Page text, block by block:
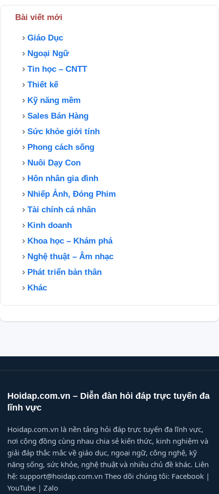
Bài viết mới
Giáo Dục
Ngoại Ngữ
Tin học – CNTT
Thiết kế
Kỹ năng mềm
Sales Bán Hàng
Sức khỏe giới tính
Phong cách sống
Nuôi Dạy Con
Hôn nhân gia đình
Nhiếp Ảnh, Đóng Phim
Tài chính cá nhân
Kinh doanh
Khoa học – Khám phá
Nghệ thuật – Âm nhạc
Phát triển bản thân
Khác
Hoidap.com.vn – Diễn đàn hỏi đáp trực tuyến đa
lĩnh vực
Hoidap.com.vn là nền tảng hỏi đáp trực tuyến đa lĩnh vực,
nơi cộng đồng cùng nhau chia sẻ kiến thức, kinh nghiệm và
giải đáp thắc mắc về giáo dục, ngoại ngữ, công nghệ, kỹ
năng sống, sức khỏe, nghệ thuật và nhiều chủ đề khác. Liên
hệ: support@hoidap.com.vn Theo dõi chúng tôi: Facebook |
YouTube | Zalo